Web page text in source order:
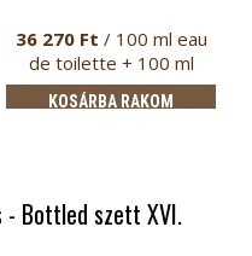
36 270 Ft / 100 ml eau
de toilette + 100 ml
tusfür…
KOSÁRBA RAKOM
- Bottled szett XVI.